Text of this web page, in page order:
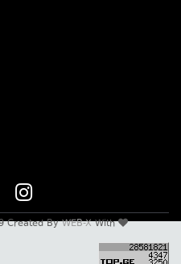
Created ByWEB-XWith